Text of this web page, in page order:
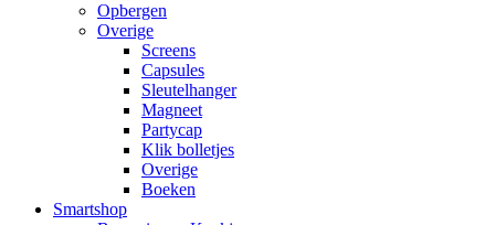
Opbergen
Overige
Screens
Capsules
Sleutelhanger
Magneet
Partycap
Klik bolletjes
Overige
Boeken
Smartshop